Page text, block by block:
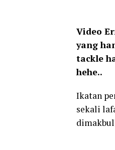
Video
yang
tackle
hehe..
Ikatan
sekali